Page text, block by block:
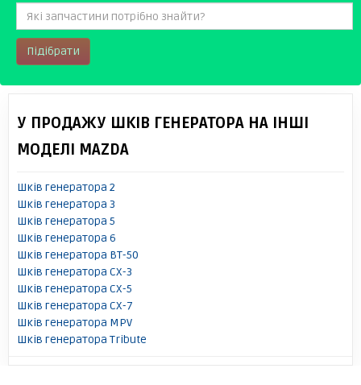
Підібрати
У ПРОДАЖУ ШКІВ ГЕНЕРАТОРА НА ІНШІ
МОДЕЛІ MAZDA
Шків генератора 2
Шків генератора 3
Шків генератора 5
Шків генератора 6
Шків генератора BT-50
Шків генератора CX-3
Шків генератора CX-5
Шків генератора CX-7
Шків генератора MPV
Шків генератора Tribute